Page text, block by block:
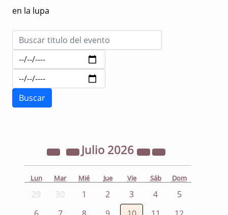
en la lupa
Julio 2026
Lun Mar Mié Jue Vie Sáb Dom
29 30 1 2 3 4
5